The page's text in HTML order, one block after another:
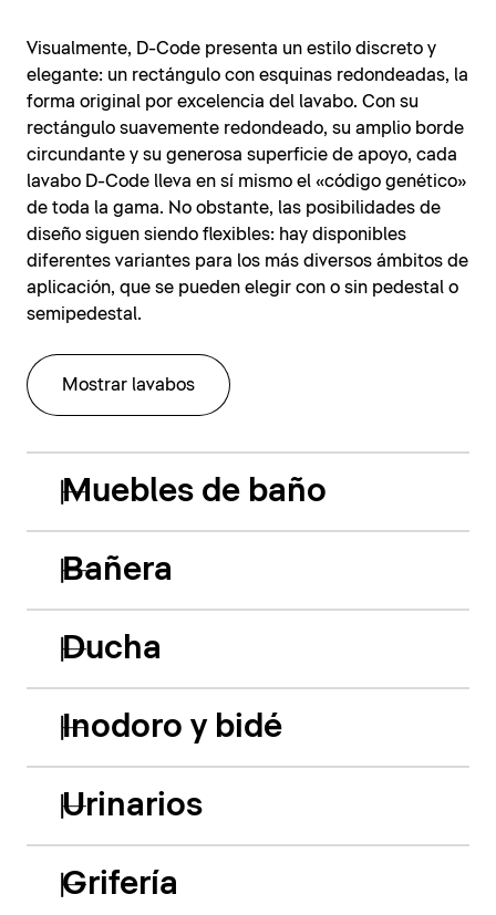
Visualmente, D-Code presenta un estilo discreto y
elegante: un rectángulo con esquinas redondeadas, la
forma original por excelencia del lavabo. Con su
rectángulo suavemente redondeado, su amplio borde
circundante y su generosa superficie de apoyo, cada
lavabo D-Code lleva en sí mismo el «código genético»
de toda la gama. No obstante, las posibilidades de
diseño siguen siendo flexibles: hay disponibles
diferentes variantes para los más diversos ámbitos de
aplicación, que se pueden elegir con o sin pedestal o
semipedestal.
Mostrar lavabos
Muebles de baño
Bañera
Ducha
Inodoro y bidé
Urinarios
Grifería